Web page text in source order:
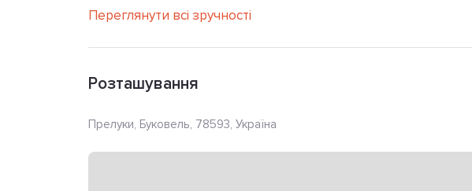
Переглянути всі зручності
Розташування
Прелуки, Буковель, 78593, Україна